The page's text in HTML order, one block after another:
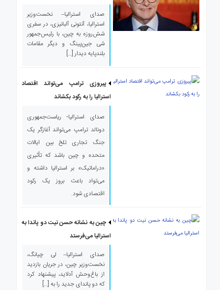
صدای استرالیا– نخست‌وزیر
استرالیا، آنتونی آلبانیزی، در سفری
شش‌روزه به چین، با رئیس‌جمهور
شی جین‌پینگ و دیگر مقامات
بلندپایه دیدار […]
پیروزی ترامپ می‌تواند اقتصاد
استرالیا را به رکود بکشاند
صدای استرالیا- ریاست‌جمهوری
دونالد ترامپ می‌تواند آغازگر یک
جنگ تجاری تلخ بین ایالات
متحده و چین باشد که تأثیری
«دراماتیک» بر استرالیا داشته و
می‌تواد باعث بروز یک رکود
اقتصادی شود.
چین به نشانه حسن نیت دو پاندا به
استرالیا می‌فرستد
صدای استرالیا– لی چیانگ،
نخست‌وزیر چین، در جریان بازدید
از باغ‌وحش آدلاید، پیشنهاد کرد
که دو پاندای جدید را به […]